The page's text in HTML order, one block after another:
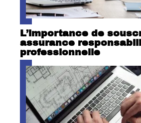
L’importance de
assurance
professionnelle